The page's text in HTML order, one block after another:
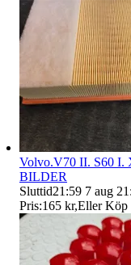
Volvo.V70 II. S60 I.
BILDER
Sluttid21:59 7 aug
Pris:165 kr,Eller Köp